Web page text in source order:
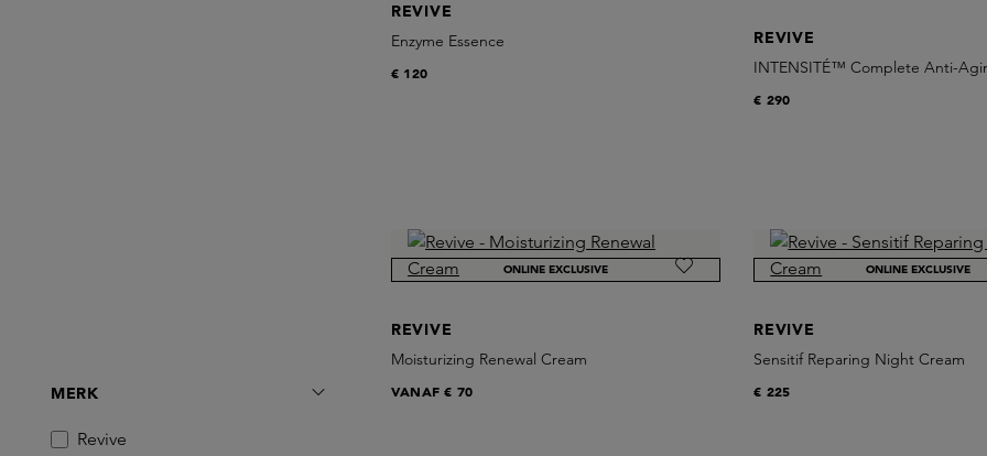
MERK
Revive
REVIVE
Enzyme Essence
€ 120
REVIVE
INTENSITÉ™ Complete Anti-
€ 290
ONLINE EXCLUSIVE
REVIVE
Moisturizing Renewal Cream
VANAF€ 70
ONLINE EXCLUSIVE
REVIVE
Sensitif Reparing Night Cream
€ 225